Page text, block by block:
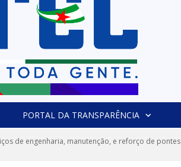
PORTAL DA TRANSPARÊNCIA
de engenharia, manutenção, e reforço de pontes